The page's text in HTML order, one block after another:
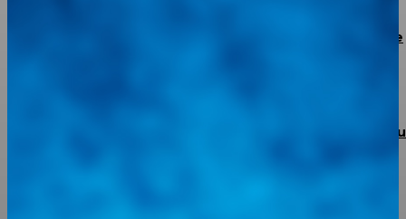
BMW confirma un plan de recorte de 8.000 puestos de
Torke Autoparts abre sus puertas en Portuguesa con